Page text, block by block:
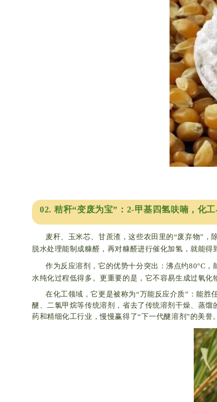
02. 秸秆“变废为宝”：2-甲基四氢呋喃，化
麦秆、玉米芯、甘蔗渣，这些农田里的“废弃物”
脱水处理能制成糠醛，再对糠醛进行催化加氢，就能
作为反应溶剂，它的优势十分突出：沸点约80°C
水纯化过程低得多。更重要的是，它不容易生成过氧
在化工领域，它更是被称为“万能反应介质”：能
醚、二氯甲烷等传统溶剂，省去了传统溶剂干燥、蒸
药和精细化工行业，慢慢赢得了“下一代醚溶剂”的美誉